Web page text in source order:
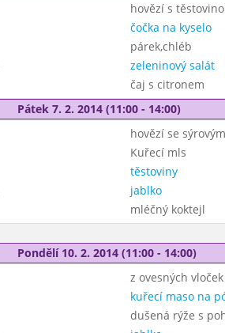
hovězí s
čočka na kyselo
párek,chléb
zeleninový salát
čaj s citronem
Pátek 7. 2. 2014 (11:00 - 14:00)
hovězí se
Kuřecí mls
těstoviny
jablko
mléčný koktejl
Pondělí 10. 2. 2014 (11:00 - 14:00)
z ovesných vloček
kuřecí maso na
dušená rýže s